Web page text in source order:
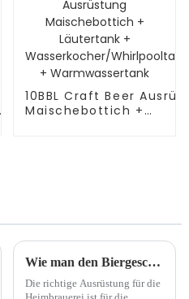
10BBL Craft Beer
Maischebottich +
Wie man den Biergeschmack durch Bierzubehör verbessert
Die richtige Ausrüstung für die